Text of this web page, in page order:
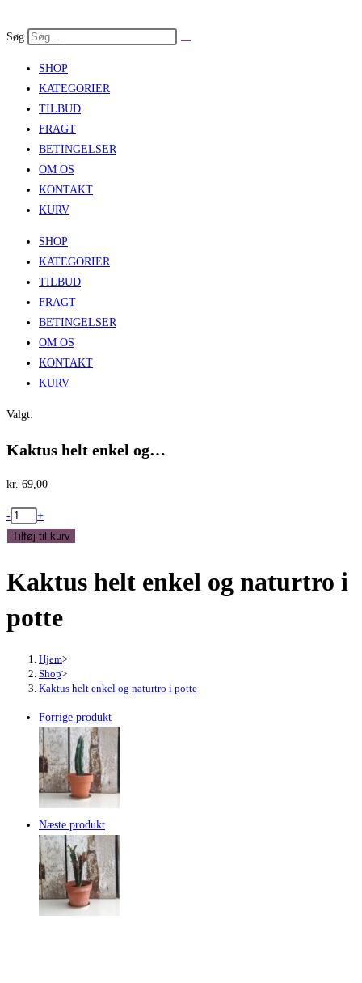
to
Søg
SHOP
KATEGORIER
TILBUD
FRAGT
BETINGELSER
OM OS
KONTAKT
KURV
SHOP
KATEGORIER
TILBUD
FRAGT
BETINGELSER
OM OS
KONTAKT
KURV
Valgt:
Kaktus helt enkel og…
kr. 69,00
Kaktus
helt
og
i
-
+
Tilføj til kurv
Kaktus helt enkel og naturtro i
potte
Hjem>
Shop>
Kaktus helt enkel og naturtro i potte
Forrige produkt
Næste produkt